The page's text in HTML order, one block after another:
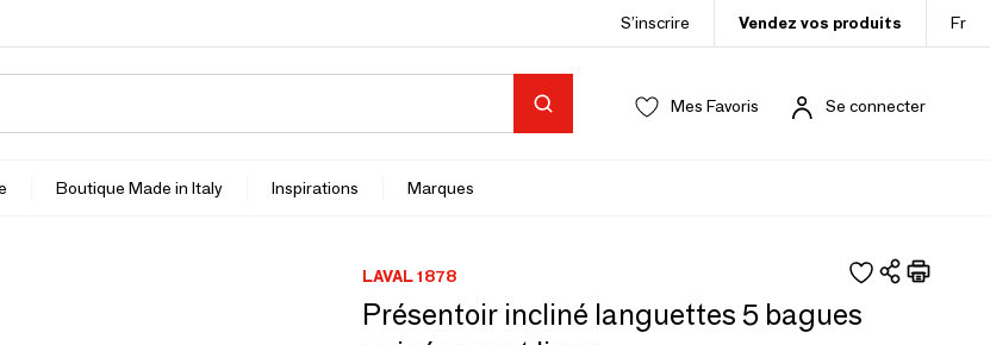
S’inscrire Vendez vos produits Fr
Mes Favoris Se connecter
Boutique Made in Italy Inspirations Marques
LAVAL 1878
Présentoir incliné languettes 5 bagues